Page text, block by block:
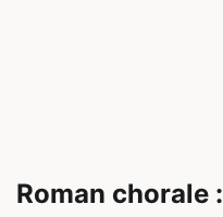
Roman chorale :